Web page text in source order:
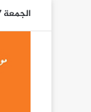
الجمعة 7 أغسطس 2026